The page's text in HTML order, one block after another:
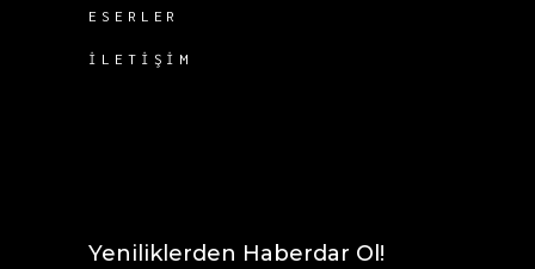
ESERLER
İLETIŞIM
Yeniliklerden Haberdar Ol!